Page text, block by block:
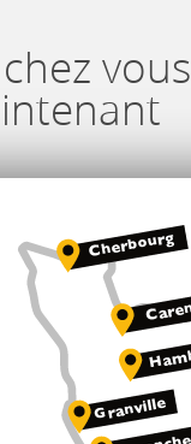
vous